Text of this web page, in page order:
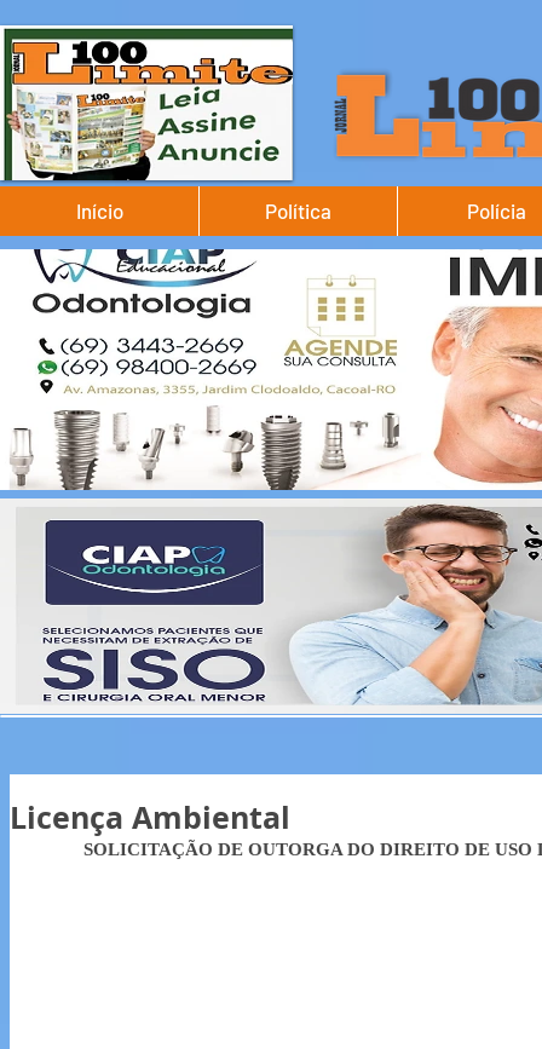
Início Política Polícia
Licença Ambiental
SOLICITAÇÃO DE OUTORGA DO DIREITO DE USO